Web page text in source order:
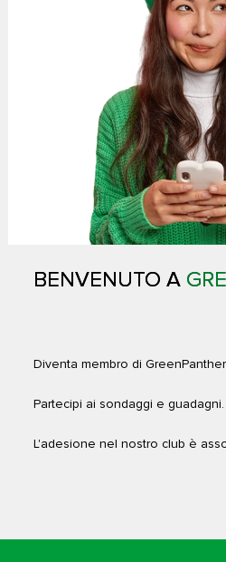
BENVENUTO A
Diventa membro di
Partecipi ai sondaggi e guadagni.
L'adesione nel nostro club è